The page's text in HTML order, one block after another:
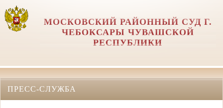
МОСКОВСКИЙ РАЙОННЫЙ СУД Г.
ЧЕБОКСАРЫ ЧУВАШСКОЙ
РЕСПУБЛИКИ
ПРЕСС-СЛУЖБА